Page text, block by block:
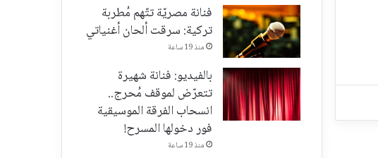
فنانة مصريّة تتّهم مُطربة
تركية: سرقت ألحان أغنياتي
منذ 19 ساعة
بالفيديو: فنانة شهيرة
تتعرّض لموقف مُحرج..
انسحاب الفرقة الموسيقية
فور دخولها المسرح!
منذ 19 ساعة